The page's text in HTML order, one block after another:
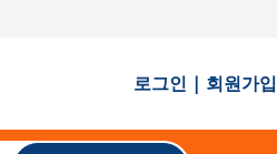
로그인 | 회원가입